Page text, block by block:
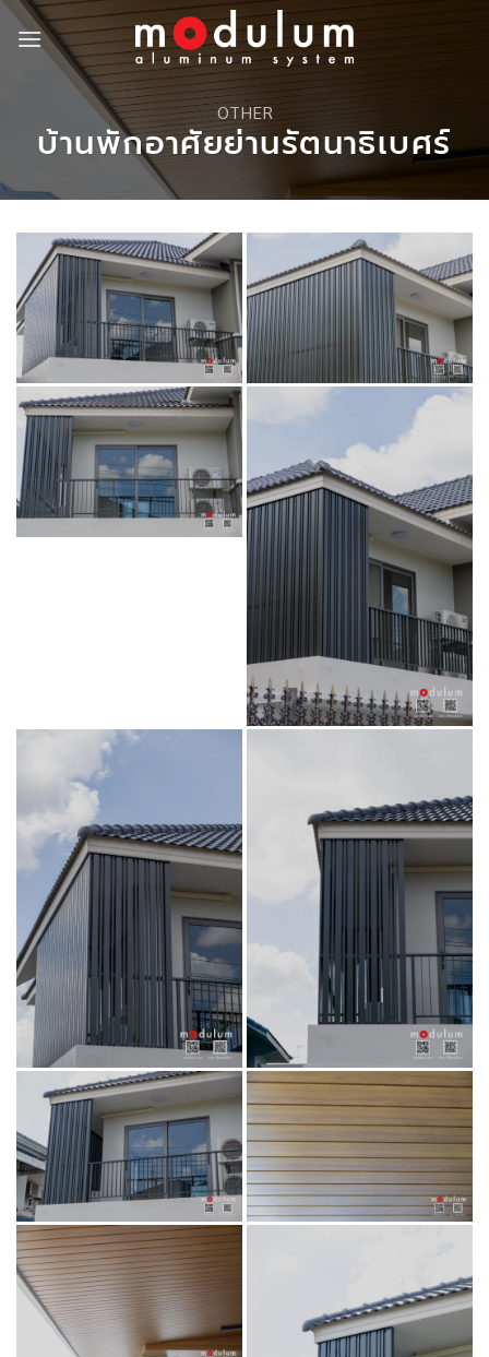
Skip
content
OTHER
บ้านพักอาศัยย่านรัตนาธิเบศร์